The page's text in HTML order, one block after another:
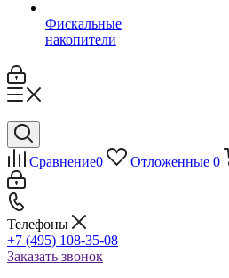
Фискальные
накопители
Сравнение0 Отложенные 0
Телефоны
+7 (495) 108-35-08
Заказать звонок